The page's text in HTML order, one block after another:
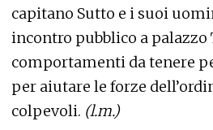
capitano Sutto e i suoi
incontro pubblico a
comportamenti da tenere
per aiutare le forze
colpevoli. (l.m.)